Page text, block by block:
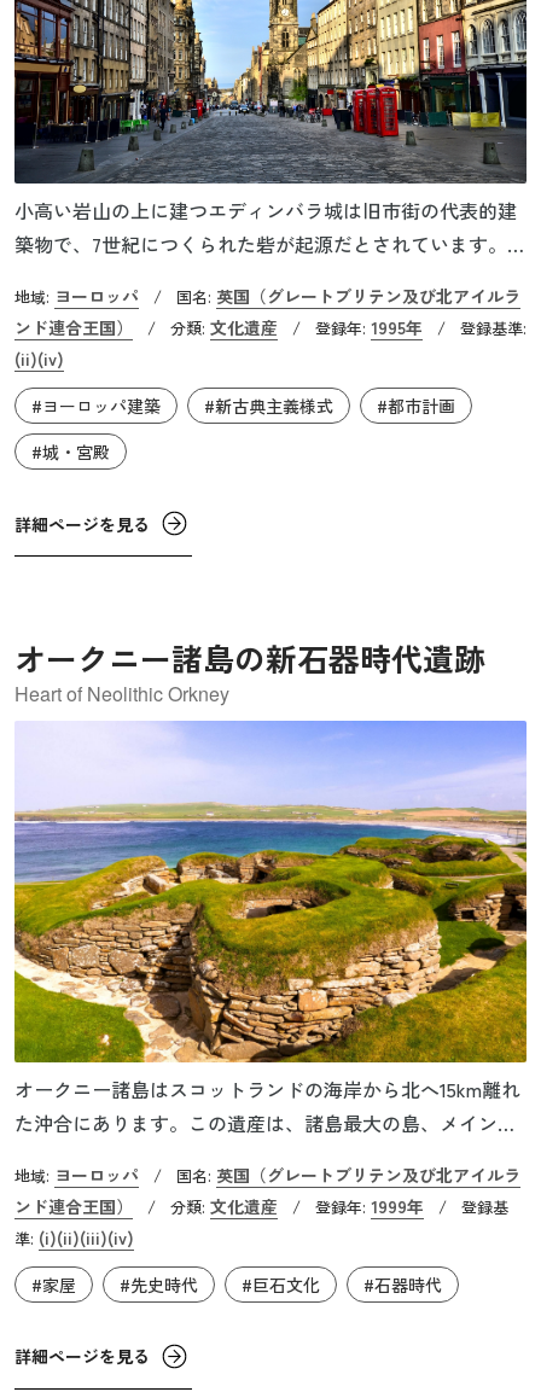
小高い岩山の上に建つエディンバラ城は旧市街の代表的建
築物で、7世紀につくられた砦が起源だとされています。11
争やイングランドとの戦いの舞台となりました。現在見ら
れるノルマン様式を用いた城の建物は、18世紀以降に再建
れたものです。城内の宮殿は軍事博物館として使用され、
歴代のスコットランド王の戴冠式で使われたスクーンの石
が展示されています。エディンバラ城の東には、現在でも
殿があります。エディンバラ城とこの宮殿を結ぶ道はロイ
ヤルマイル（王宮通り）と呼ばれ、旧市街の中心街になっ
地域: ヨーロッパ / 国名: 英国（グレートブリテン及び北アイルラ
ンド連合王国）
/ 分類: 文化遺産 / 登録年: 1995年 / 登録基準:
(ii)(iv)
#ヨーロッパ建築
#新古典主義様式
#都市計画
#城・宮殿
詳細ページを見る
オークニー諸島の新石器時代遺跡
Heart of Neolithic Orkney
オークニー諸島はスコットランドの海岸から北へ15km離れ
た沖合にあります。この遺産は、諸島最大の島、メインラ
ます。紀元前4,000年ごろ、農耕文化は北西ヨーロッパにま
で広まり、この地で定着していきました。遺跡からは、消
滅した5,000年前の生活様式や社会構造、祭祀や埋葬に対す
る考え方に至るまで、当時の文化を垣間見ることができま
だけでなく、イギリスのストーンヘンジやアイルランドの
地域: ヨーロッパ / 国名: 英国（グレートブリテン及び北アイルラ
ンド連合王国）
/ 分類: 文化遺産 / 登録年: 1999年 /
登録基
準: (i)(ii)(iii)(iv)
#家屋
#先史時代 #巨石文化 #石器時代
詳細ページを見る